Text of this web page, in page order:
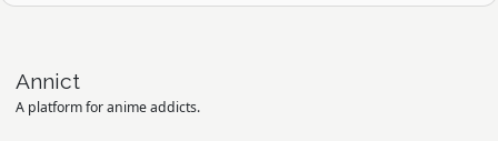
Annict
A platform for anime addicts.